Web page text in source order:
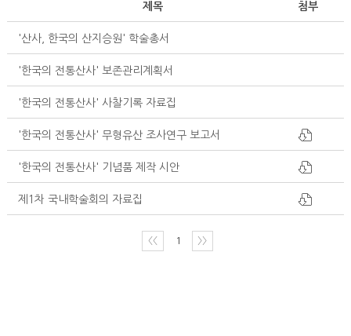
제목 첨부
'산사, 한국의 산지승원' 학술총서
'한국의 전통산사' 보존관리계획서
'한국의 전통산사' 사찰기록 자료집
'한국의 전통산사' 무형유산 조사연구 보고서
'한국의 전통산사' 기념품 제작 시안
제1차 국내학술회의 자료집
〈〈 1 〉〉